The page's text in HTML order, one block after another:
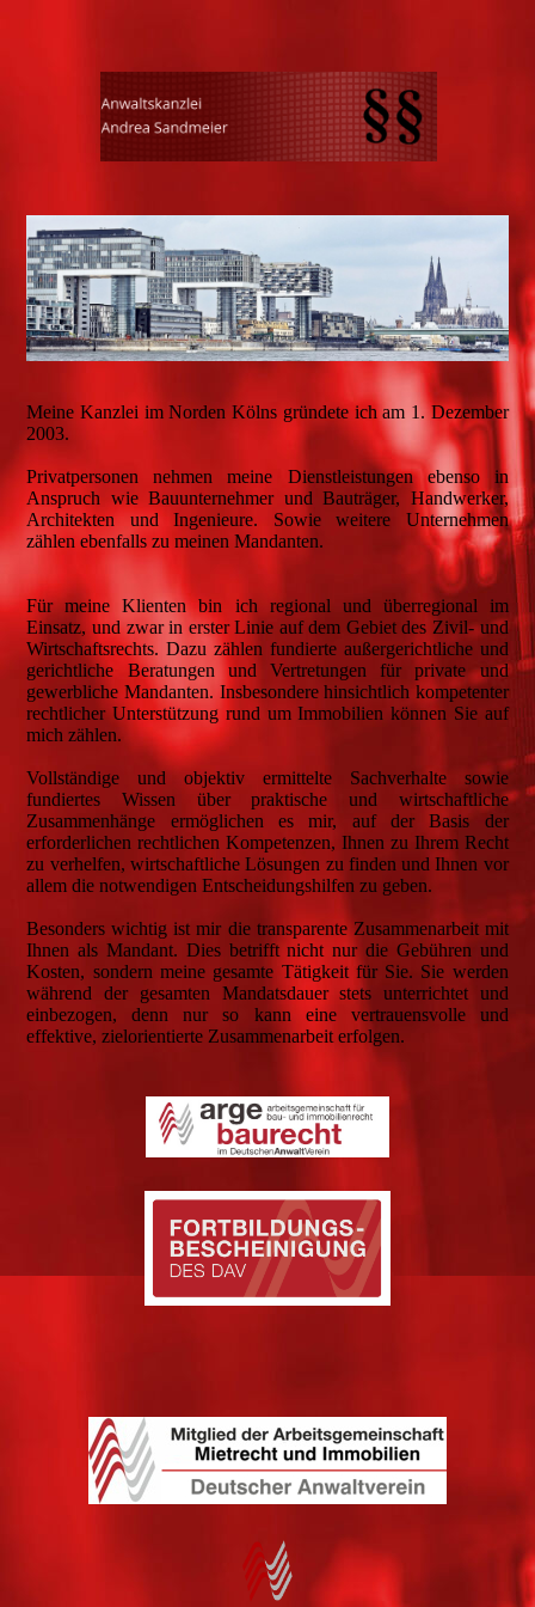
Meine Kanzlei im Norden Kölns gründete ich am 1. Dezember
2003.
Privatpersonen nehmen meine Dienstleistungen ebenso in
Anspruch wie Bauunternehmer und Bauträger, Handwerker,
Architekten und Ingenieure. Sowie weitere Unternehmen
zählen ebenfalls zu meinen Mandanten.
Für meine Klienten bin ich regional und überregional im
Einsatz, und zwar in erster Linie auf dem Gebiet des Zivil- und
Wirtschaftsrechts. Dazu zählen fundierte außergerichtliche und
gerichtliche Beratungen und Vertretungen für private und
gewerbliche Mandanten. Insbesondere hinsichtlich kompetenter
rechtlicher Unterstützung rund um Immobilien können Sie auf
mich zählen.
Vollständige und objektiv ermittelte Sachverhalte sowie
fundiertes Wissen über praktische und wirtschaftliche
Zusammenhänge ermöglichen es mir, auf der Basis der
erforderlichen rechtlichen Kompetenzen, Ihnen zu Ihrem Recht
zu verhelfen, wirtschaftliche Lösungen zu finden und Ihnen vor
allem die notwendigen Entscheidungshilfen zu geben.
Besonders wichtig ist mir die transparente Zusammenarbeit mit
Ihnen als Mandant. Dies betrifft nicht nur die Gebühren und
Kosten, sondern meine gesamte Tätigkeit für Sie. Sie werden
während der gesamten Mandatsdauer stets unterrichtet und
einbezogen, denn nur so kann eine vertrauensvolle und
effektive, zielorientierte Zusammenarbeit erfolgen.